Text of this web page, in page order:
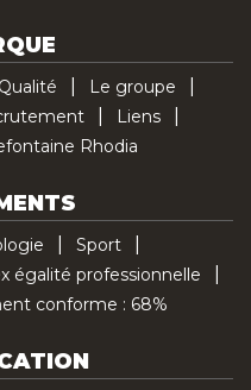
Qualité
Le groupe
Liens
Rhodia
Sport
égalité professionnelle
conforme : 68%